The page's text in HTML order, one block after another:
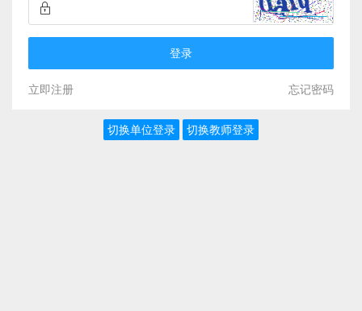
登录
立即注册 忘记密码
切换单位登录 切换教师登录